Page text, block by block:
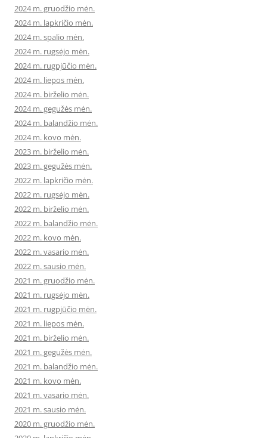
2024 m. gruodžio mėn.
2024 m. lapkričio mėn.
2024 m. spalio mėn.
2024 m. rugsėjo mėn.
2024 m. rugpjūčio mėn.
2024 m. liepos mėn.
2024 m. birželio mėn.
2024 m. gegužės mėn.
2024 m. balandžio mėn.
2024 m. kovo mėn.
2023 m. birželio mėn.
2023 m. gegužės mėn.
2022 m. lapkričio mėn.
2022 m. rugsėjo mėn.
2022 m. birželio mėn.
2022 m. balandžio mėn.
2022 m. kovo mėn.
2022 m. vasario mėn.
2022 m. sausio mėn.
2021 m. gruodžio mėn.
2021 m. rugsėjo mėn.
2021 m. rugpjūčio mėn.
2021 m. liepos mėn.
2021 m. birželio mėn.
2021 m. gegužės mėn.
2021 m. balandžio mėn.
2021 m. kovo mėn.
2021 m. vasario mėn.
2021 m. sausio mėn.
2020 m. gruodžio mėn.